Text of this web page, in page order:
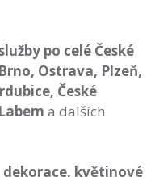
po celé České
Ostrava, Plzeň,
České
a dalších
květinové